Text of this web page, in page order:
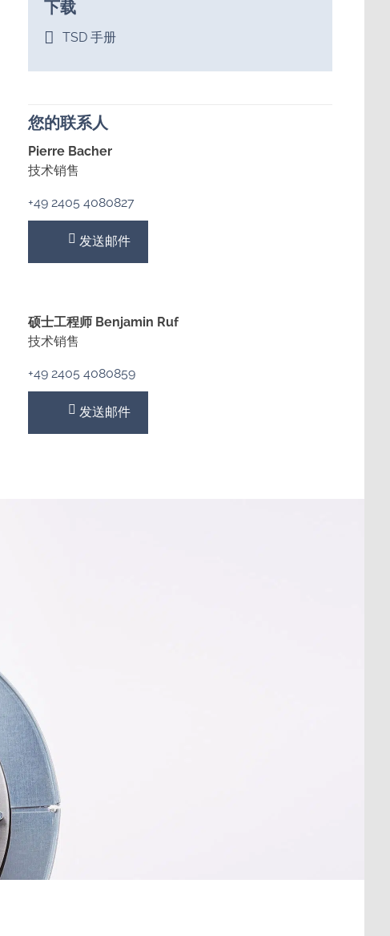
下载
TSD 手册
您的联系人
Pierre Bacher
技术销售
+49 2405 4080827
发送邮件
硕士工程师 Benjamin Ruf
技术销售
+49 2405 4080859
发送邮件